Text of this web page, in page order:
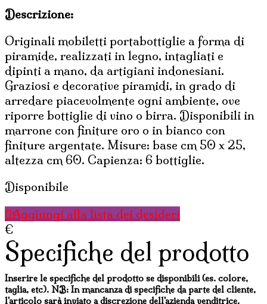
originale
49,00€.39,20€.
Descrizione:
Originali mobiletti portabottiglie a forma di
piramide, realizzati in legno, intagliati e
dipinti a mano, da artigiani indonesiani.
Graziosi e decorative piramidi, in grado di
arredare piacevolmente ogni ambiente, ove
riporre bottiglie di vino o birra. Disponibili in
marrone con finiture oro o in bianco con
finiture argentate. Misure: base cm 50 x 25,
altezza cm 60. Capienza: 6 bottiglie.
Disponibile
Aggiungi alla lista dei desideri
€
Specifiche del prodotto
Inserire le specifiche del prodotto se disponibili (es. colore,
taglia, etc). NB: In mancanza di specifiche da parte del cliente,
l'articolo sarà inviato a discrezione dell'azienda venditrice.